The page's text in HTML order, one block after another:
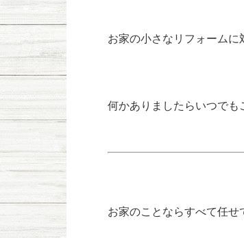
お家の小さなリフォームに
何かありましたらいつで
お家のことならすべて任せ